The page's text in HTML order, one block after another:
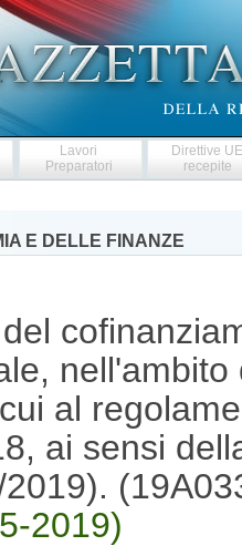
Lavori
Preparatori
Direttive
recepite
E DELLE FINANZE
al
ai sensi
2019)